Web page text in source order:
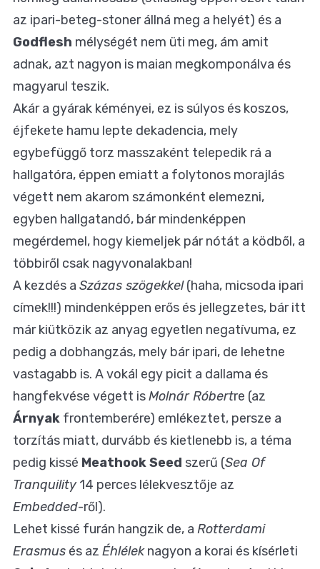
az ipari-beteg-stoner állná meg a helyét) és a
Godflesh mélységét nem üti meg, ám amit
adnak, azt nagyon is maian megkomponálva és
magyarul teszik.
Akár a gyárak kéményei, ez is súlyos és koszos,
éjfekete hamu lepte dekadencia, mely
egybefüggő torz masszaként telepedik rá a
hallgatóra, éppen emiatt a folytonos morajlás
végett nem akarom számonként elemezni,
egyben hallgatandó, bár mindenképpen
megérdemel, hogy kiemeljek pár nótát a ködből, a
többiről csak nagyvonalakban!
A kezdés a Százas szögekkel(haha, micsoda ipari
címek!!!) mindenképpen erős és jellegzetes, bár itt
már kiütközik az anyag egyetlen negatívuma, ez
pedig a dobhangzás, mely bár ipari, de lehetne
vastagabb is. A vokál egy picit a dallama és
hangfekvése végett isMolnár Róbertre (az
Árnyak frontemberére) emlékeztet, persze a
torzítás miatt, durvább és kietlenebb is, a téma
pedig kissé Meathook Seed szerű (Sea Of
Tranquility14 perces lélekvesztője az
Embedded-ről).
Lehet kissé furán hangzik de, a Rotterdami
Erasmus és az Éhléleknagyon a korai és kísérleti